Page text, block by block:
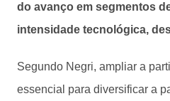
do avanço em segmentos
intensidade tecnológica,
Segundo Negri, ampliar a
essencial para diversificar a